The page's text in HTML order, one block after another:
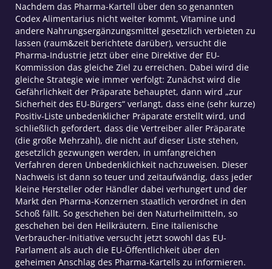
Nachdem das Pharma-Kartell über den so genannten
Codex Alimentarius nicht weiter kommt, Vitamine und
andere Nahrungsergänzungsmittel gesetzlich verbieten zu
lassen (raum&zeit berichtete darüber), versucht die
Pharma-Industrie jetzt über eine Direktive der EU-
Kommission das gleiche Ziel zu erreichen. Dabei wird die
gleiche Strategie wie immer verfolgt: Zunächst wird die
Gefährlichkeit der Präparate behauptet, dann wird „zur
Sicherheit des EU-Bürgers“ verlangt, dass eine (sehr kurze)
Positiv-Liste unbedenklicher Präparate erstellt wird, und
schließlich gefordert, dass die Vertreiber aller Präparate
(die große Mehrzahl), die nicht auf dieser Liste stehen,
gesetzlich gezwungen werden, in umfangreichen
Verfahren deren Unbedenklichkeit nachzuweisen. Dieser
Nachweis ist dann so teuer und zeitaufwändig, dass jeder
kleine Hersteller oder Händler dabei verhungert und der
Markt den Pharma-Konzernen staatlich verordnet in den
Schoß fällt. So geschehen bei den Naturheilmitteln, so
geschehen bei den Heilkräutern. Eine italienische
Verbraucher-Initiative versucht jetzt sowohl das EU-
Parlament als auch die EU-Öffentlichkeit über den
geheimen Anschlag des Pharma-Kartells zu informieren.